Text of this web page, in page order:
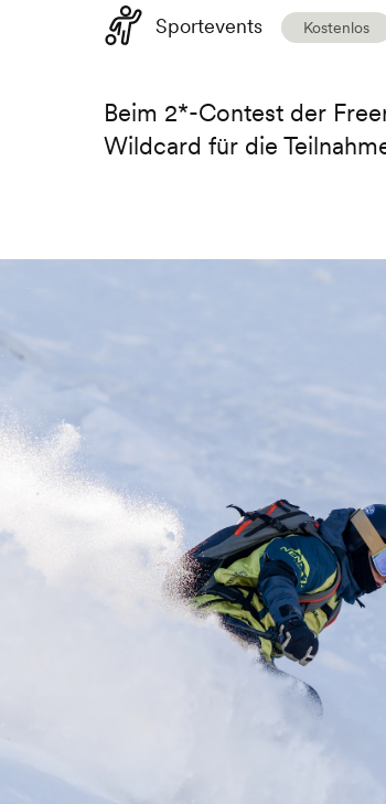
Sportevents
Kostenlos
Beim 2*-Contest der
Wildcard für die